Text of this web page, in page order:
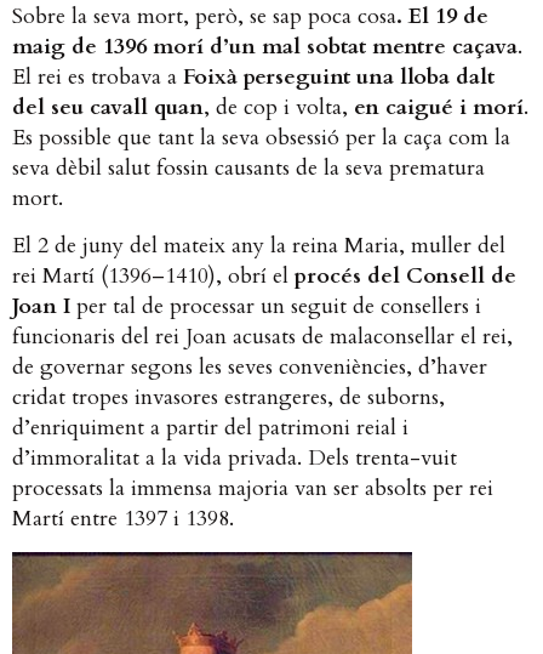
Sobre la seva mort, però, se sap poca cosa. El 19 de
maig de 1396 morí d’un mal sobtat mentre caçava.
El rei es trobava a Foixà perseguint una lloba dalt
del seu cavall quan, de cop i volta, en caigué i morí.
Es possible que tant la seva obsessió per la caça com la
seva dèbil salut fossin causants de la seva prematura
mort.
El 2 de juny del mateix any la reina Maria, muller del
rei Martí (1396–1410), obrí el procés del Consell de
Joan I per tal de processar un seguit de consellers i
funcionaris del rei Joan acusats de malaconsellar el rei,
de governar segons les seves conveniències, d’haver
cridat tropes invasores estrangeres, de suborns,
d’enriquiment a partir del patrimoni reial i
d’immoralitat a la vida privada. Dels trenta-vuit
processats la immensa majoria van ser absolts per rei
Martí entre 1397 i 1398.